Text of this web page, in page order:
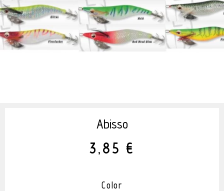
Abisso
3,85 €
Color